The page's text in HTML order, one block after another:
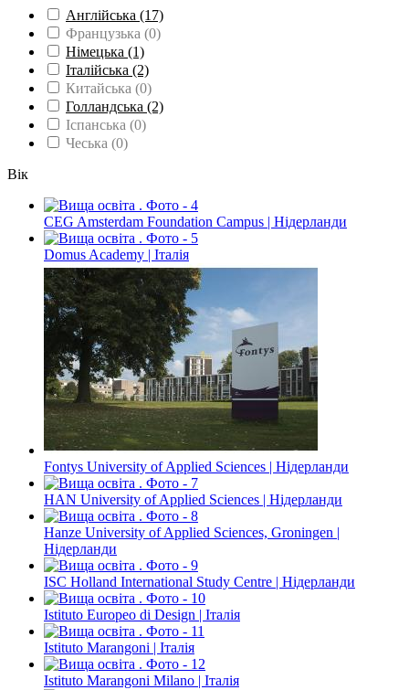
Англійська (17)
Французька (0)
Німецька (1)
Італійська (2)
Китайська (0)
Голландська (2)
Іспанська (0)
Чеська (0)
Вік
CEG Amsterdam Foundation Campus | Нідерланди
Domus Academy | Італія
Fontys University of Applied Sciences | Нідерланди
HAN University of Applied Sciences | Нідерланди
Hanze University of Applied Sciences, Groningen |
Нідерланди
ISC Holland International Study Centre | Нідерланди
Istituto Europeo di Design | Італія
Istituto Marangoni | Італія
Istituto Marangoni Milano | Італія